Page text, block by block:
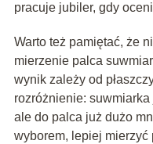
pracuje jubiler, gdy
Warto też pamiętać, że
mierzenie palca
wynik zależy od
rozróżnienie:
ale do palca już dużo
wyborem, lepiej mierzyć